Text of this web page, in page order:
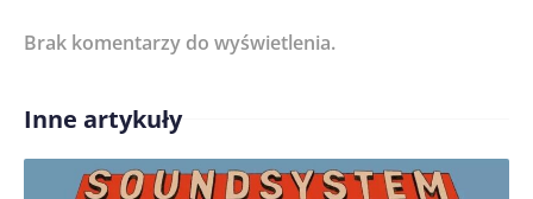
Treść komentarza*
Imię/ Nick*
Brak komentarzy do wyświetlenia.
Inne artykuły